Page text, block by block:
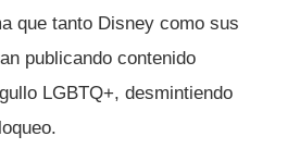
que tanto Disney como sus
publicando contenido
LGBTQ+, desmintiendo